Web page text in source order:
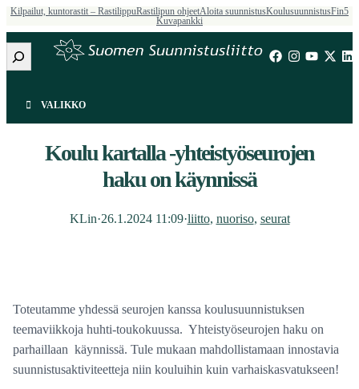
Kilpailut, kuntorastit – RastilippuRastilipun ohjeetAloita suunnistusKoulusuunnistusFin5
Kuvapankki
Etsi
VALIKKO
Koulu kartalla -yhteistyöseurojen
haku on käynnissä
KLin·26.1.2024 11:09·liitto, nuoriso, seurat
Toteutamme yhdessä seurojen kanssa koulusuunnistuksen
teemaviikkoja huhti-toukokuussa. Yhteistyöseurojen haku on
parhaillaan käynnissä. Tule mukaan mahdollistamaan innostavia
suunnistusaktiviteetteja niin kouluihin kuin varhaiskasvatukseen!